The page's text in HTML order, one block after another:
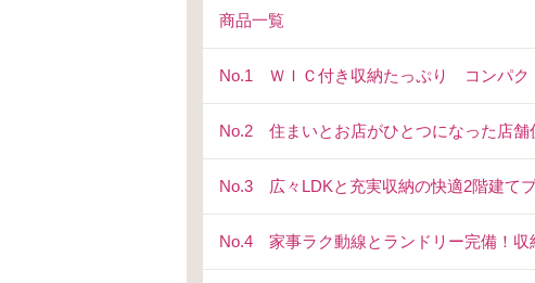
商品一覧
No.1 ＷＩＣ付き収納たっぷり コンパク
No.2 住まいとお店がひとつになった店舗
No.3 広々LDKと充実収納の快適2階建て
No.4 家事ラク動線とランドリー完備！収